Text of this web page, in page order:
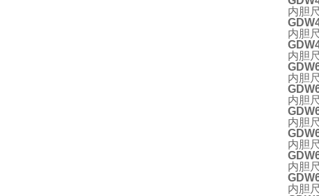
内胆
内胆
内胆
内胆
内胆
内胆
内胆
内胆
内胆